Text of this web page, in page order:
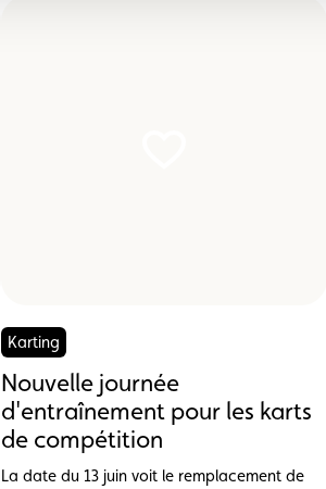
Karting
Nouvelle journée
d'entraînement pour les karts
de compétition
La date du 13 juin voit le remplacement de